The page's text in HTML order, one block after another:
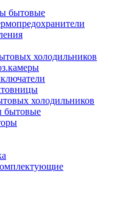
бытовые
холодильников
холодильников
бытовые